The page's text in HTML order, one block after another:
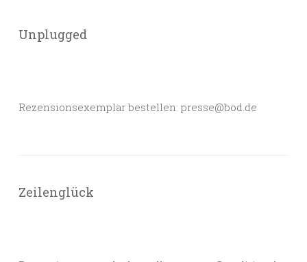
Unplugged
Rezensionsexemplar bestellen: presse@bod.de
Zeilenglück